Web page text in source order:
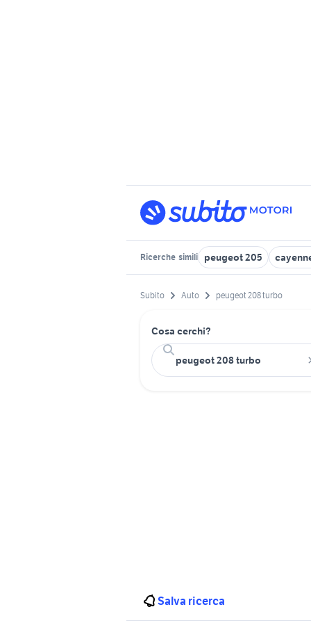
Ricerche simili peugeot 205
Subito Auto peugeot 208 turbo
Cosa cerchi?
Salva ricerca